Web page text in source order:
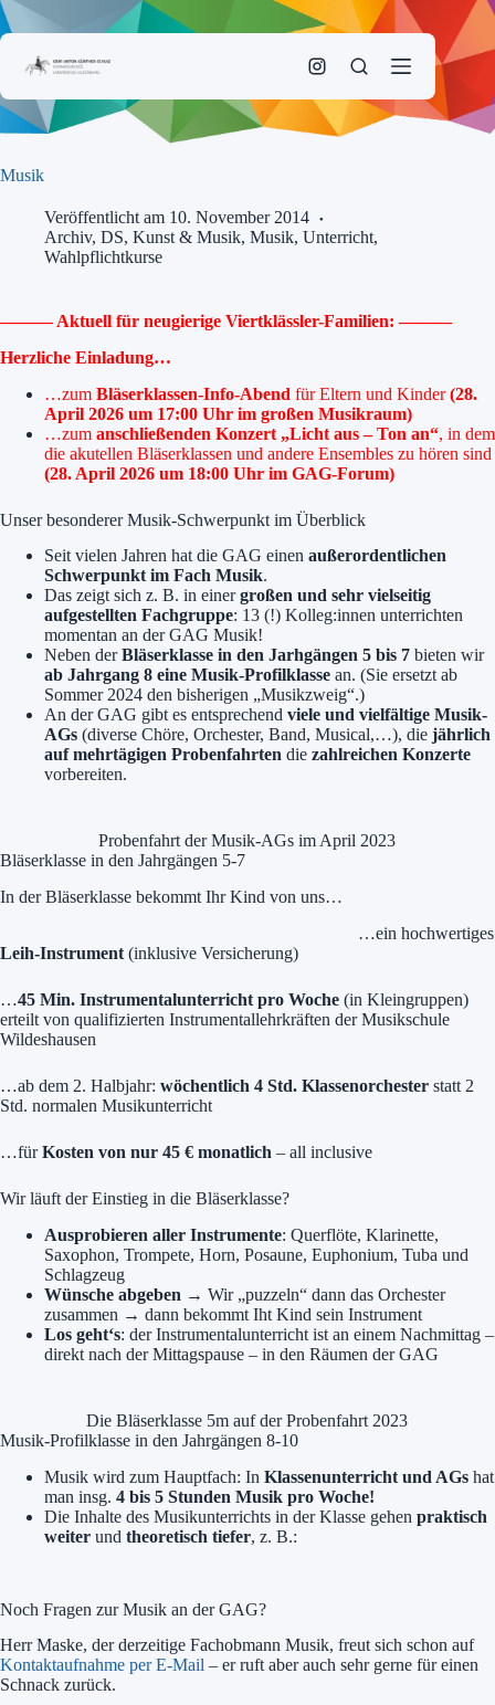
Zum
Inhalt
Musik
Veröffentlicht am 10. November 2014
Archiv, DS, Kunst & Musik, Musik, Unterricht,
Wahlpflichtkurse
——— Aktuell für neugierige Viertklässler-Familien: ———
Herzliche Einladung…
…zum Bläserklassen-Info-Abend für Eltern und Kinder(28.
April 2026 um 17:00 Uhr im großen Musikraum)
…zum anschließenden Konzert „Licht aus – Ton an“, in dem
die akutellen Bläserklassen und andere Ensembles zu hören sind
(28. April 2026 um 18:00 Uhr im GAG-Forum)
Unser besonderer Musik-Schwerpunkt im Überblick
Seit vielen Jahren hat die GAG einen außerordentlichen
Schwerpunkt im Fach Musik.
Das zeigt sich z. B. in einergroßen und sehr vielseitig
aufgestellten Fachgruppe: 13 (!) Kolleg:innen unterrichten
momentan an der GAG Musik!
Neben derBläserklasse in den Jarhgängen 5 bis 7 bieten wir
ab Jahrgang 8 eine Musik-Profilklasse an. (Sie ersetzt ab
Sommer 2024 den bisherigen „Musikzweig“.)
An der GAG gibt es entsprechend viele und vielfältige Musik-
AGs (diverse Chöre, Orchester, Band, Musical,…), die jährlich
auf mehrtägigen Probenfahrten die zahlreichen Konzerte
vorbereiten.
Probenfahrt der Musik-AGs im April 2023
Bläserklasse in den Jahrgängen 5-7
In der Bläserklasse bekommt Ihr Kind von uns…
…ein hochwertiges
Leih-Instrument (inklusive Versicherung)
…45 Min. Instrumentalunterricht pro Woche (in Kleingruppen)
erteilt von qualifizierten Instrumentallehrkräften der Musikschule
Wildeshausen
…ab dem 2. Halbjahr: wöchentlich 4 Std. Klassenorchester statt 2
Std. normalen Musikunterricht
…fürKosten von nur 45 € monatlich – all inclusive
Wir läuft der Einstieg in die Bläserklasse?
Ausprobieren aller Instrumente: Querflöte, Klarinette,
Saxophon, Trompete, Horn, Posaune, Euphonium, Tuba und
Schlagzeug
Wünsche abgeben → Wir „puzzeln“ dann das Orchester
zusammen → dann bekommt Iht Kind sein Instrument
Los geht‘s: der Instrumentalunterricht ist an einem Nachmittag –
direkt nach der Mittagspause – in den Räumen der GAG
Die Bläserklasse 5m auf der Probenfahrt 2023
Musik-Profilklasse in den Jahrgängen 8-10
Musik wird zum Hauptfach: In Klassenunterricht und AGs hat
man insg. 4 bis 5 Stunden Musik pro Woche!
Die Inhalte des Musikunterrichts in der Klasse gehen praktisch
weiter und theoretisch tiefer, z. B.:
Noch Fragen zur Musik an der GAG?
Herr Maske, der derzeitige Fachobmann Musik, freut sich schon auf
Kontaktaufnahme per E-Mail – er ruft aber auch sehr gerne für einen
Schnack zurück.